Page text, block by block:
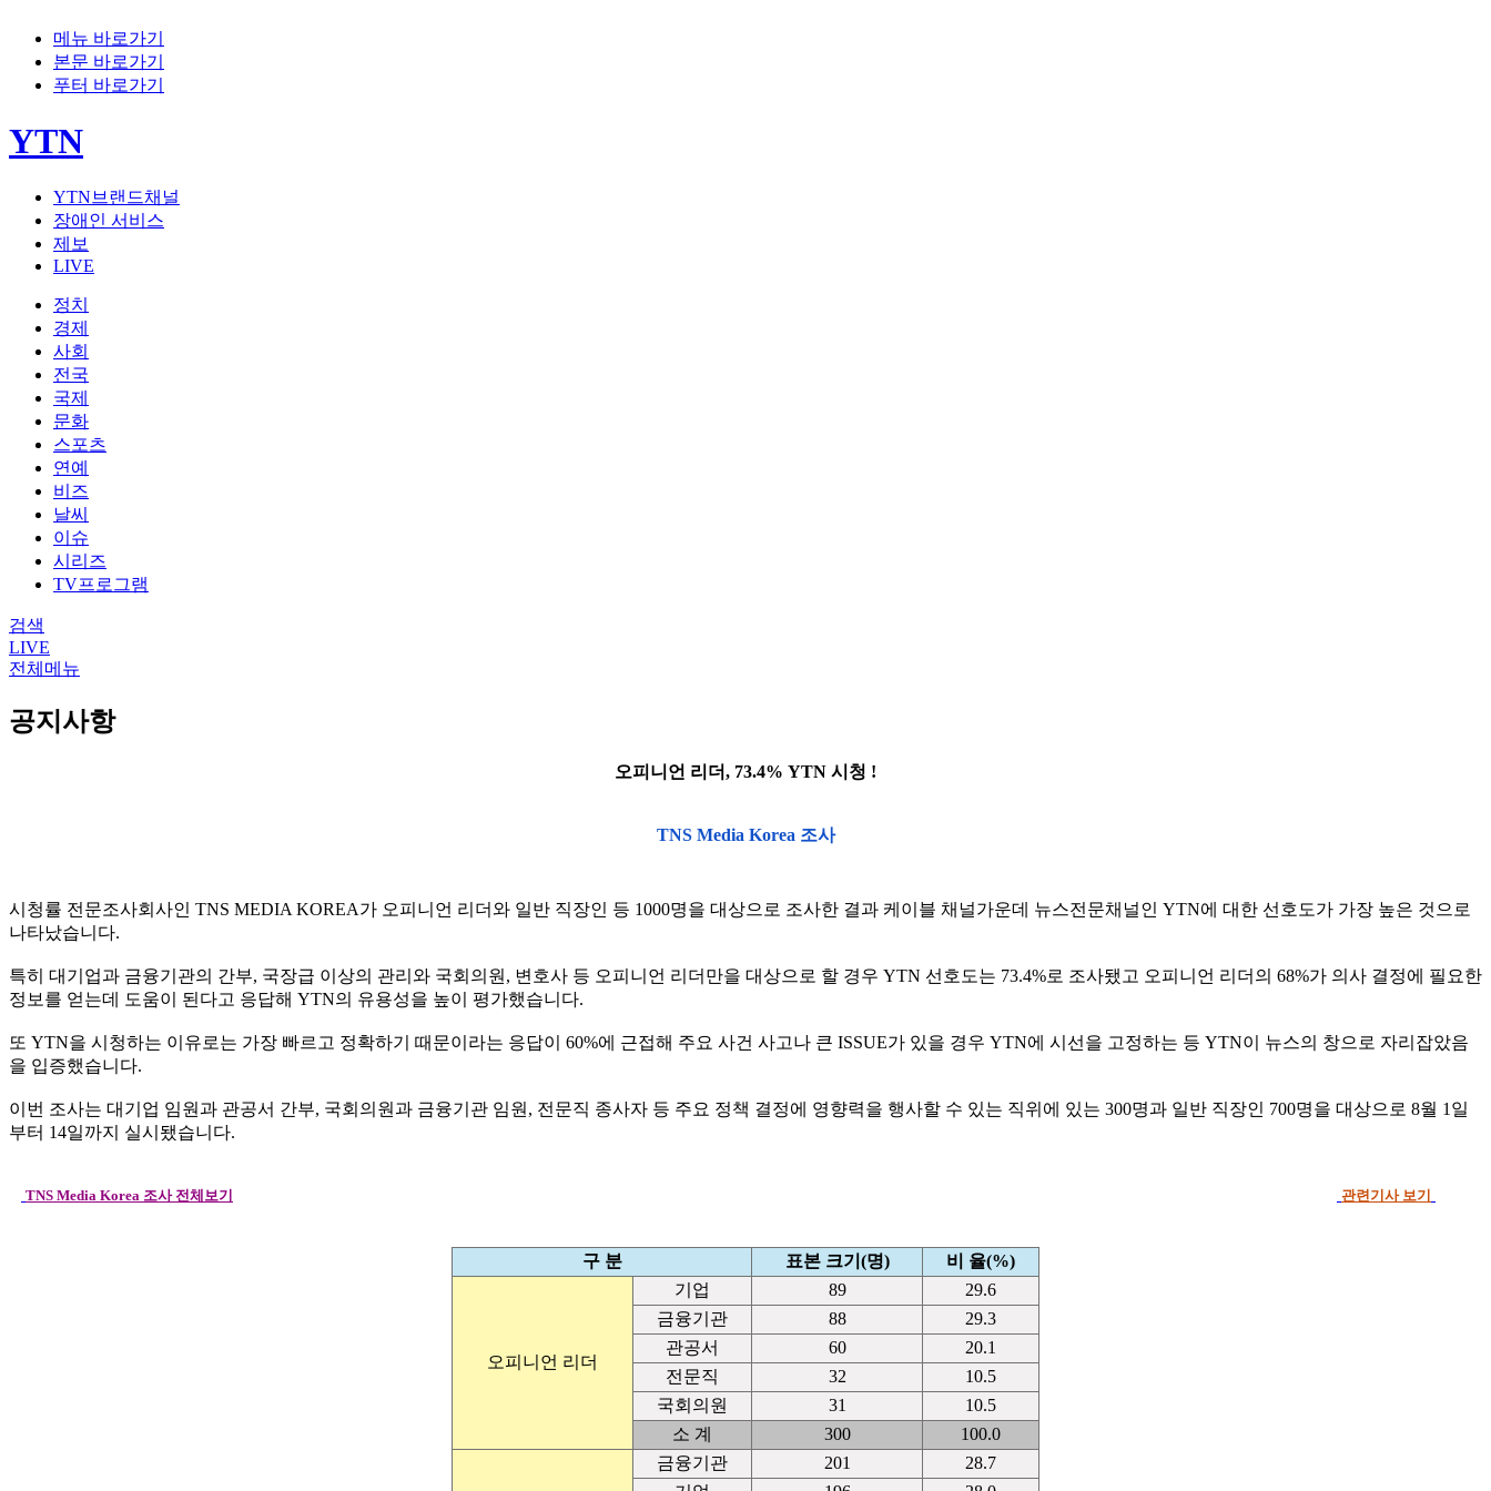
메뉴 바로가기
본문 바로가기
푸터 바로가기
YTN
YTN브랜드채널
장애인 서비스
제보
LIVE
정치
경제
사회
전국
국제
문화
스포츠
연예
비즈
날씨
이슈
시리즈
TV프로그램
검색
LIVE
전체메뉴
공지사항
오피니언 리더, 73.4% YTN 시청 !
TNS Media Korea 조사
시청률 전문조사회사인 TNS MEDIA KOREA가 오피니언 리더와 일반 직장인 등 1000명을 대상으로 조사한 결과 케이블 채널가운데 뉴스전문채널인 YTN에 대한 선호도가 가장 높은 것으로
나타났습니다.
특히 대기업과 금융기관의 간부, 국장급 이상의 관리와 국회의원, 변호사 등 오피니언 리더만을 대상으로 할 경우 YTN 선호도는 73.4%로 조사됐고 오피니언 리더의 68%가 의사 결정에 필요한
정보를 얻는데 도움이 된다고 응답해 YTN의 유용성을 높이 평가했습니다.
또 YTN을 시청하는 이유로는 가장 빠르고 정확하기 때문이라는 응답이 60%에 근접해 주요 사건 사고나 큰 ISSUE가 있을 경우 YTN에 시선을 고정하는 등 YTN이 뉴스의 창으로 자리잡았음
을 입증했습니다.
이번 조사는 대기업 임원과 관공서 간부, 국회의원과 금융기관 임원, 전문직 종사자 등 주요 정책 결정에 영향력을 행사할 수 있는 직위에 있는 300명과 일반 직장인 700명을 대상으로 8월 1일
부터 14일까지 실시됐습니다.
TNS Media Korea 조사 전체보기 관련기사 보기
구 분 표본 크기(명) 비 율(%)
오피니언 리더
기업 89
29.6
금융기관
88
29.3
관공서
60
20.1
전문직
32
10.5
국회의원
31
10.5
소 계
300 100.0
금융기관 201
28.7